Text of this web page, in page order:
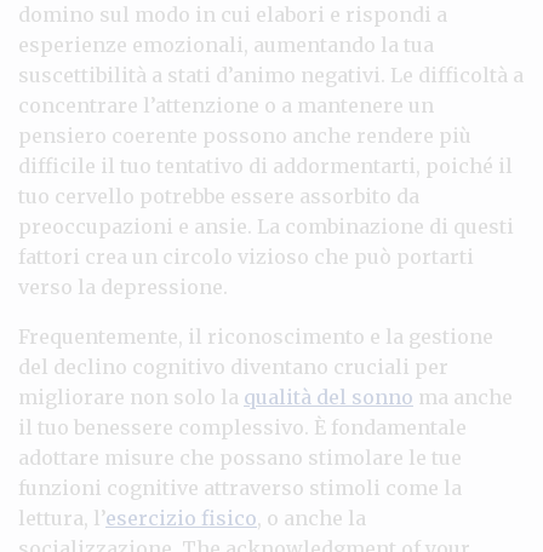
domino sul modo in cui elabori e rispondi a
esperienze emozionali, aumentando la tua
suscettibilità a stati d’animo negativi. Le difficoltà a
concentrare l’attenzione o a mantenere un
pensiero coerente possono anche rendere più
difficile il tuo tentativo di addormentarti, poiché il
tuo cervello potrebbe essere assorbito da
preoccupazioni e ansie. La combinazione di questi
fattori crea un circolo vizioso che può portarti
verso la depressione.
Frequentemente, il riconoscimento e la gestione
del declino cognitivo diventano cruciali per
migliorare non solo la qualità del sonno ma anche
il tuo benessere complessivo. È fondamentale
adottare misure che possano stimolare le tue
funzioni cognitive attraverso stimoli come la
lettura, l’esercizio fisico, o anche la